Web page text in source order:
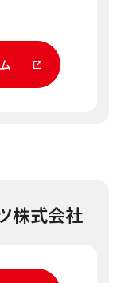
株式会社